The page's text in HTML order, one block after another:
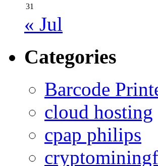
31
« Jul
Categories
Barcode
cloud hosting
cpap philips